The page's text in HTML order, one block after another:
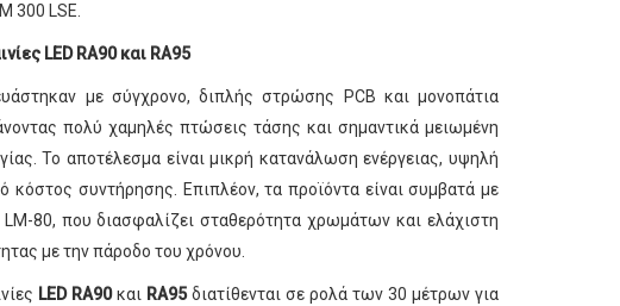
300 LSE.
LED RA90 και RA95
με σύγχρονο, διπλής στρώσης PCB και μονοπάτια
πολύ χαμηλές πτώσεις τάσης και σημαντικά μειωμένη
Το αποτέλεσμα είναι μικρή κατανάλωση ενέργειας, υψηλή
κόστος συντήρησης. Επιπλέον, τα προϊόντα είναι συμβατά με
80, που διασφαλίζει σταθερότητα χρωμάτων και ελάχιστη
με την πάροδο του χρόνου.
LED RA90και RA95διατίθενται σε ρολά των 30 μέτρων για